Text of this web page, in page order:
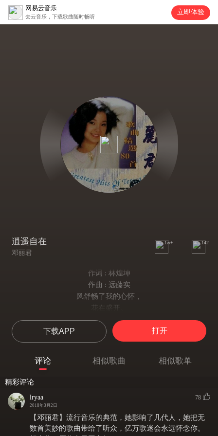
网易云音乐
去云音乐，下载歌曲随时畅听
立即体验
逍遥自在
邓丽君
1w+ 142
作词 : 林煌坤
作曲 : 远藤实
风舒畅了我的心怀，
花在盛开。
春风来，
那花儿开，
我在等待你回来。
再重编成一份爱，
有你伴在我左右，
我就逍遥自在。
下载APP 打开
评论 相似歌曲 相似歌单
精彩评论
lryaa
2018年3月2日
78
【邓丽君】流行音乐的典范，她影响了几代人，她把无
数首美妙的歌曲带给了听众，亿万歌迷会永远怀念你。